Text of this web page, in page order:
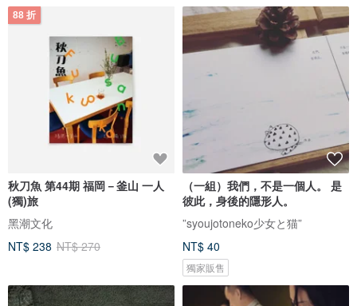
88 折
秋刀魚 第44期 福岡－釜山 一人
(獨)旅
黑潮文化
NT$ 238 NT$ 270
（一組）我們，不是一個人。 是
彼此，身後的隱形人。
”syoujotoneko少女と猫”
NT$ 40
獨家販售